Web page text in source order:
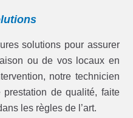
solutions pour assurer
ou de vos locaux en
notre technicien
prestation de qualité, faite
les règles de l’art.